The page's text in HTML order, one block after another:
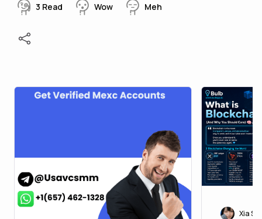
3 Read Wow Meh
Xia